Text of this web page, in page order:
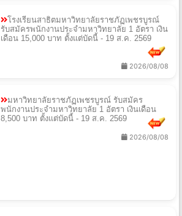
โรงเรียนสาธิตมหาวิทยาลัยราชภัฏเพชรบูรณ์
รับสมัครพนักงานประจำมหาวิทยาลัย 1 อัตรา เงิน
เดือน 15,000 บาท ตั้งแต่บัดนี้ - 19 ส.ค. 2569
2026/08/08
มหาวิทยาลัยราชภัฏเพชรบูรณ์ รับสมัคร
พนักงานประจำมหาวิทยาลัย 1 อัตรา เงินเดือน
8,500 บาท ตั้งแต่บัดนี้ - 19 ส.ค. 2569
2026/08/08